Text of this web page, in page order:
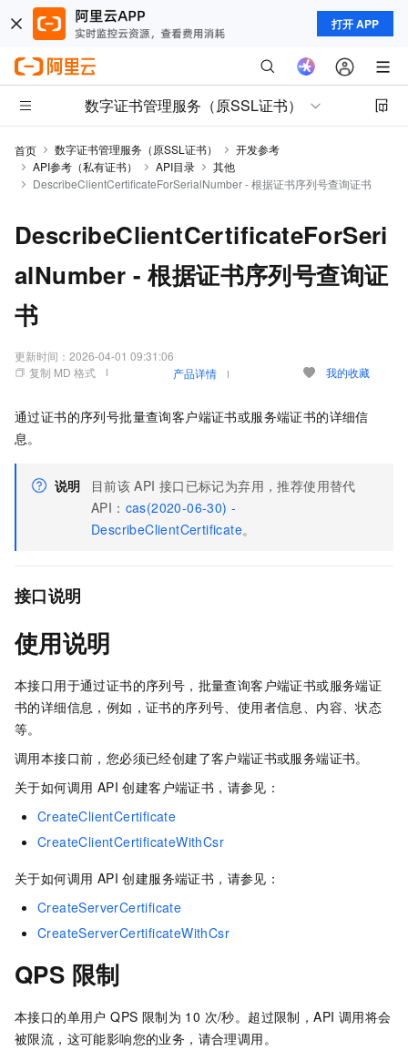
打开 APP
数字证书管理服务（原SSL证书）
首页 数字证书管理服务（原SSL证书）
开发参考
API参考（私有证书）
API目录
其他
DescribeClientCertificateForSerialNumber - 根据证书序列号查询证书
DescribeClientCertificateForSeri
alNumber - 根据证书序列号查询证
书
更新时间： 2026-04-01 09:31:06
复制 MD 格式
产品详情 我的收藏
通过证书的序列号批量查询客户端证书或服务端证书的详细信
息。
说明 目前该 API 接口已标记为弃用，推荐使用替代
API： cas(2020-06-30) -
DescribeClientCertificate。
接口说明
使用说明
本接口用于通过证书的序列号，批量查询客户端证书或服务端证
书的详细信息，例如，证书的序列号、使用者信息、内容、状态
等。
调用本接口前，您必须已经创建了客户端证书或服务端证书。
关于如何调用 API 创建客户端证书，请参见：
CreateClientCertificate
CreateClientCertificateWithCsr
关于如何调用 API 创建服务端证书，请参见：
CreateServerCertificate
CreateServerCertificateWithCsr
QPS 限制
本接口的单用户 QPS 限制为 10 次/秒。超过限制，API 调用将会
被限流，这可能影响您的业务，请合理调用。